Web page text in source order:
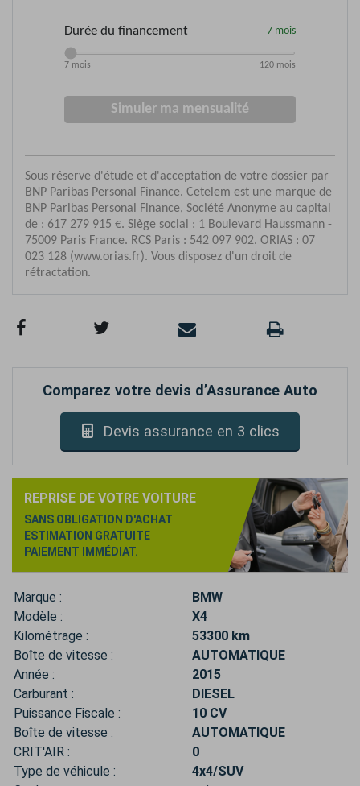
Comparez votre devis d’Assurance Auto
Devis assurance en 3 clics
REPRISE DE VOTRE VOITURE
SANS OBLIGATION D'ACHAT
ESTIMATION GRATUITE
PAIEMENT IMMÉDIAT.
Marque :
BMW
Modèle :
X4
Kilométrage :
53300 km
Boîte de vitesse :
AUTOMATIQUE
Année :
2015
Carburant :
DIESEL
Puissance Fiscale :
10 CV
Boîte de vitesse :
AUTOMATIQUE
CRIT'AIR :
0
Type de véhicule :
4x4/SUV